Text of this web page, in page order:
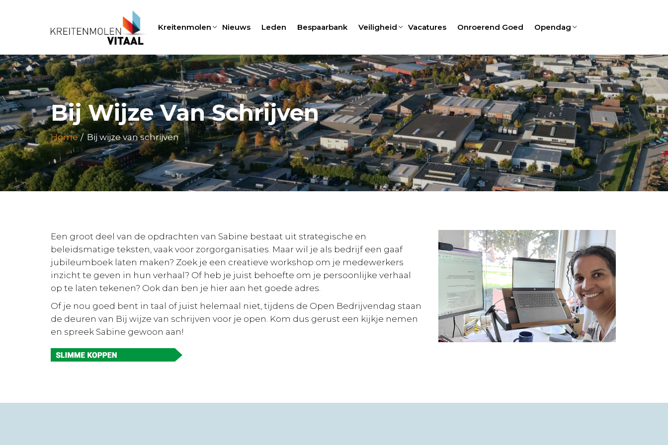
Kreitenmolen Nieuws Leden Bespaarbank Veiligheid Vacatures Onroerend Goed Opendag
Bij Wijze Van Schrijven
Home Bij wijze van schrijven
Een groot deel van de opdrachten van Sabine bestaat uit strategische en
beleidsmatige teksten, vaak voor zorgorganisaties. Maar wil je als bedrijf een gaaf
jubileumboek laten maken? Zoek je een creatieve workshop om je medewerkers
inzicht te geven in hun verhaal? Of heb je juist behoefte om je persoonlijke verhaal
op te laten tekenen? Ook dan ben je hier aan het goede adres.
Of je nou goed bent in taal of juist helemaal niet, tijdens de Open Bedrijvendag staan
de deuren van Bij wijze van schrijven voor je open. Kom dus gerust een kijkje nemen
en spreek Sabine gewoon aan!